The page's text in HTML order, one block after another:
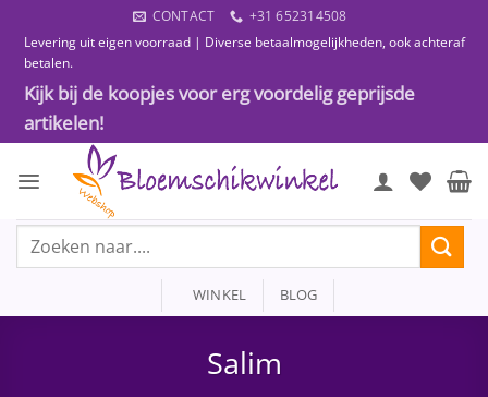
naar
inhoud
CONTACT
+31 652314508
Levering uit eigen voorraad | Diverse betaalmogelijkheden, ook achteraf
betalen.
Kijk bij de koopjes voor erg voordelig geprijsde
artikelen!
Zoeken
WINKEL BLOG
Salim